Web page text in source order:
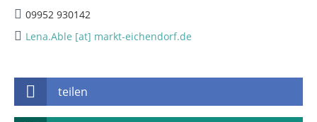
09952 930142
Lena.Able [at] markt-eichendorf.de
teilen